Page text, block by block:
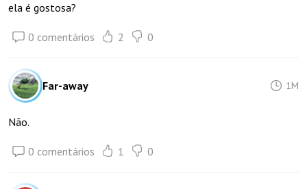
ela é gostosa?
0 comentários 2 0
Far-away 1M
Não.
0 comentários 1 0